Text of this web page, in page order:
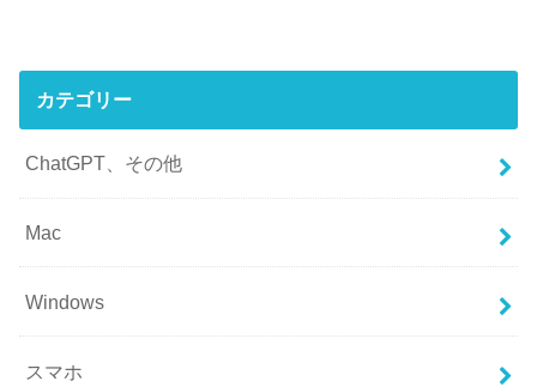
カテゴリー
ChatGPT、その他
Mac
Windows
スマホ